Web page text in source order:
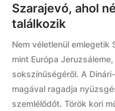
Szarajevó, ahol
találkozik
Nem véletlenül emlegetik
mint Európa
sokszínűségéről. A
magával ragadja
szemlélődőt. Török kori